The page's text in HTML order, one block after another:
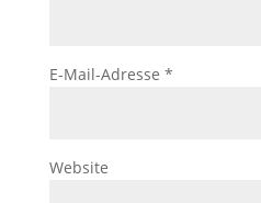
E-Mail-Adresse *
Website